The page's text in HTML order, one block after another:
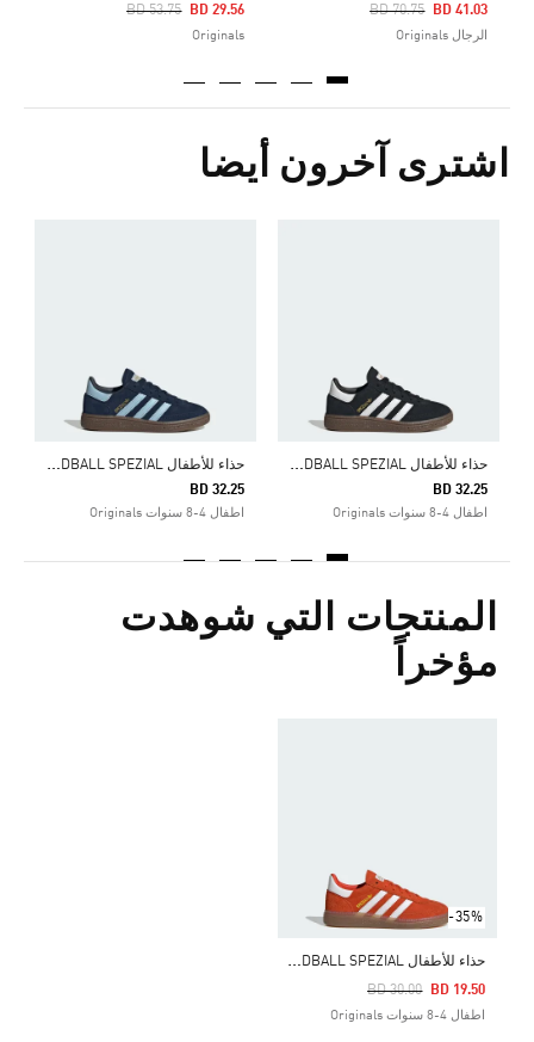
Price Reduced From
BD 70.75
To BD 41.03
الرجال Originals
Price Reduced From
BD 53.75
To BD 29.56
Originals
اشترى آخرون أيضا
ح
ذاء للأطفال HANDBALL SPEZIAL
BD 32.25
اطفال 4-8 سنوات Originals
ح
ذاء للأطفال HANDBALL SPEZIAL
BD 32.25
اطفال 4-8 سنوات Originals
المنتجات التي شوهدت
مؤخراً
-35%
ح
ذاء للأطفال HANDBALL SPEZIAL
Price Reduced From
BD 30.00
To BD 19.50
اطفال 4-8 سنوات Originals